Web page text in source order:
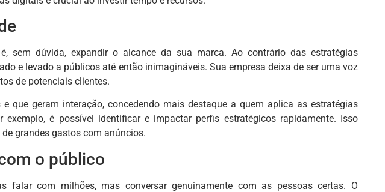
sem dúvida, expandir o alcance da sua marca. Ao contrário das estratégias
e levado a públicos até então inimagináveis. Sua empresa deixa de ser uma voz
de potenciais clientes.
que geram interação, concedendo mais destaque a quem aplica as estratégias
exemplo, é possível identificar e impactar perfis estratégicos rapidamente. Isso
grandes gastos com anúncios.
o público
falar com milhões, mas conversar genuinamente com as pessoas certas. O